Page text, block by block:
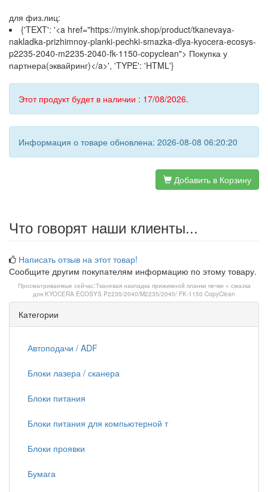
для физ.лиц:
{'TEXT': '<a href="https://myink.shop/product/tkanevaya-
nakladka-prizhimnoy-planki-pechki-smazka-dlya-kyocera-ecosys-
p2235-2040-m2235-2040-fk-1150-copyclean"> Покупка у
партнера(эквайринг)</a>', 'TYPE': 'HTML'}
Этот продукт будет в наличии : 17/08/2026.
Информация о товаре обновлена: 2026-08-08 06:20:20
Добавить в Корзину
Что говорят наши клиенты...
Написать отзыв на этот товар!
Сообщите другим покупателям информацию по этому товару.
Просматриваемые сейчас:Тканевая накладка прижимной планки печки + смазка
для KYOCERA ECOSYS P2235/2040/M2235/2040/ FK-1150 CopyClean
Категории
Автоподачи / ADF
Блоки лазера / сканера
Блоки питания
Блоки питания для компьютерной т
Блоки проявки
Бумага